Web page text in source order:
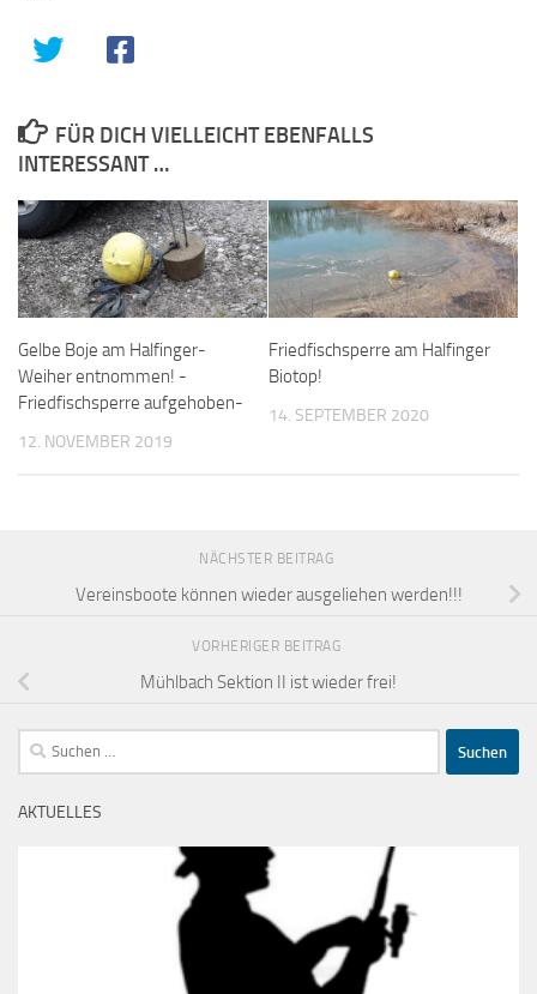
FÜR DICH VIELLEICHT EBENFALLS
INTERESSANT …
Gelbe Boje am Halfinger-
Weiher entnommen! -
Friedfischsperre aufgehoben-
12. NOVEMBER 2019
Friedfischsperre am Halfinger
Biotop!
14. SEPTEMBER 2020
NÄCHSTER BEITRAG
Vereinsboote können wieder ausgeliehen werden!!!
VORHERIGER BEITRAG
Mühlbach Sektion II ist wieder frei!
Suchen
nach:
AKTUELLES